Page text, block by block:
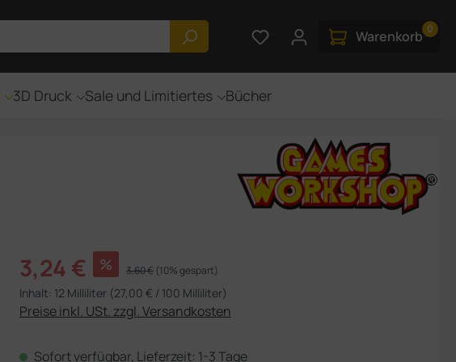
Du hast 0 Produkte auf dem
Warenkorb 0
3D Druck Sale und Limitiertes Bücher
Verkaufspreis:
3,24 € % Regulärer Preis:
3,60 € (10% gespart)
Inhalt: 12 Milliliter (27,00 € / 100 Milliliter)
Preise inkl. USt. zzgl. Versandkosten
Sofort verfügbar, Lieferzeit: 1-3 Tage